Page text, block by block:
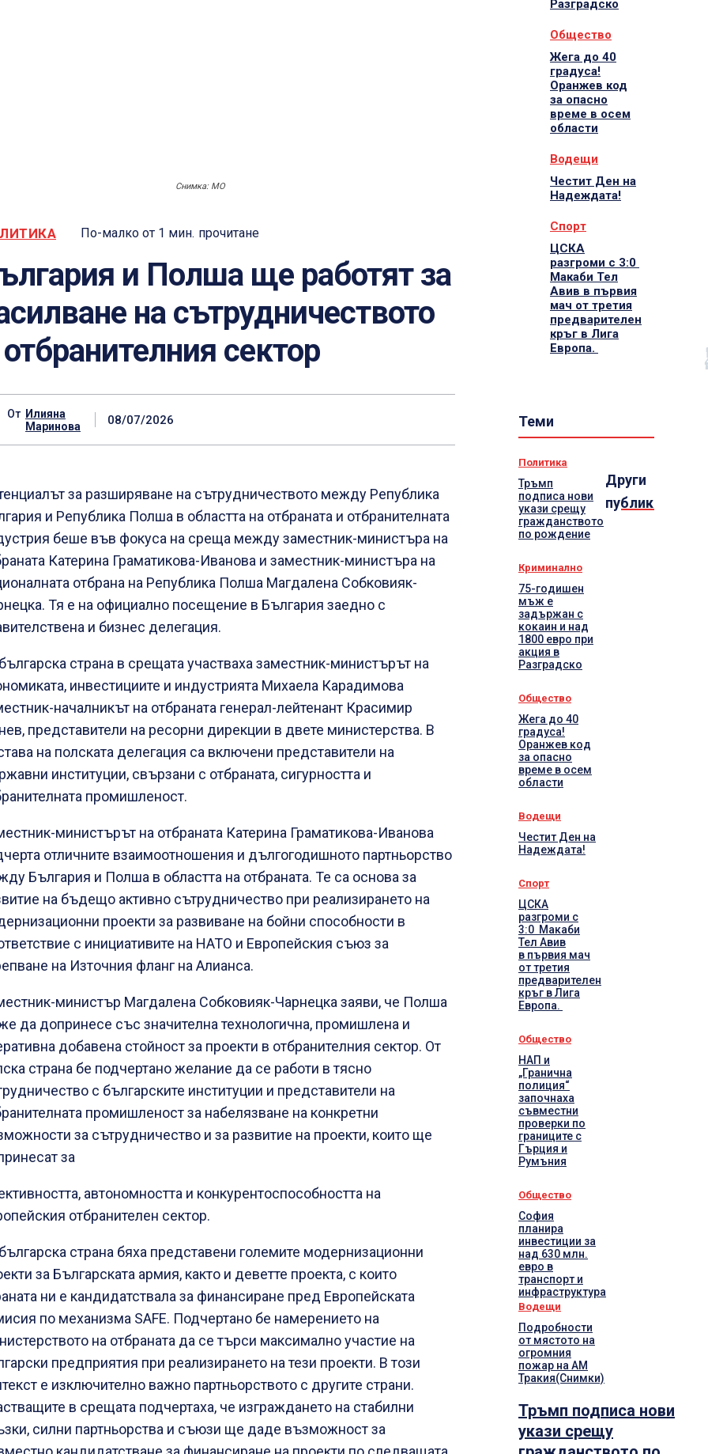
Снимка: МО
По-малко от 1 мин. прочитане
и Полша ще работят за
на сътрудничеството
сектор
От Илияна
Маринова
08/07/2026
за разширяване на сътрудничеството между Република
и Република Полша в областта на отбраната и отбранителната
беше във фокуса на среща между заместник-министъра на
Катерина Граматикова-Иванова и заместник-министъра на
отбрана на Република Полша Магдалена Собковияк-
Тя е на официално посещение в България заедно с
и бизнес делегация.
страна в срещата участваха заместник-министърът на
инвестициите и индустрията Михаела Карадимова
началникът на отбраната генерал-лейтенант Красимир
представители на ресорни дирекции в двете министерства. В
на полската делегация са включени представители на
институции, свързани с отбраната, сигурността и
промишленост.
министърът на отбраната Катерина Граматикова-Иванова
отличните взаимоотношения и дългогодишното партньорство
България и Полша в областта на отбраната. Те са основа за
на бъдещо активно сътрудничество при реализирането на
проекти за развиване на бойни способности в
с инициативите на НАТО и Европейския съюз за
на Източния фланг на Алианса.
министър Магдалена Собковияк-Чарнецка заяви, че Полша
да допринесе със значителна технологична, промишлена и
добавена стойност за проекти в отбранителния сектор. От
страна бе подчертано желание да се работи в тясно
с българските институции и представители на
промишленост за набелязване на конкретни
за сътрудничество и за развитие на проекти, които ще
за
автономността и конкурентоспособността на
отбранителен сектор.
страна бяха представени големите модернизационни
за Българската армия, както и деветте проекта, с които
ни е кандидатствала за финансиране пред Европейската
по механизма SAFE. Подчертано бе намерението на
на отбраната да се търси максимално участие на
предприятия при реализирането на тези проекти. В този
е изключително важно партньорството с другите страни.
в срещата подчертаха, че изграждането на стабилни
силни партньорства и съюзи ще даде възможност за
Разградско
Общество
Жега до 40
градуса!
Оранжев код
за опасно
време в осем
области
Водещи
Честит Ден на
Надеждата!
Спорт
ЦСКА
разгроми с 3:0
Макаби Тел
Авив в първия
мач от третия
предварителен
кръг в Лига
Европа.
Теми
Политика
Тръмп
подписа нови
укази срещу
гражданството
по рождение
Криминално
75-годишен
мъж е
задържан с
кокаин и над
1800 евро при
акция в
Разградско
Общество
Жега до 40
градуса!
Оранжев код
за опасно
време в осем
области
Водещи
Честит Ден на
Надеждата!
Спорт
ЦСКА
разгроми с
3:0 Макаби
Тел Авив
в първия мач
от третия
предварителен
кръг в Лига
Европа.
Общество
НАП и
„Гранична
полиция“
започнаха
съвместни
проверки по
границите с
Гърция и
Румъния
Общество
София
планира
инвестиции за
над 630 млн.
евро в
транспорт и
инфраструктура
Водещи
Подробности
от мястото на
огромния
пожар на АМ
Тракия(Снимки)
Други
публикации
Тръмп подписа нови
укази срещу